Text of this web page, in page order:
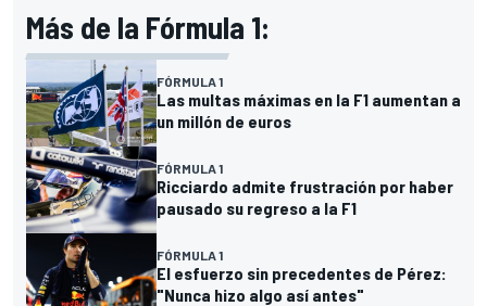
Más de la Fórmula 1:
FÓRMULA 1
Las multas máximas en la F1 aumentan a
un millón de euros
FÓRMULA 1
Ricciardo admite frustración por haber
pausado su regreso a la F1
FÓRMULA 1
El esfuerzo sin precedentes de Pérez:
"Nunca hizo algo así antes"